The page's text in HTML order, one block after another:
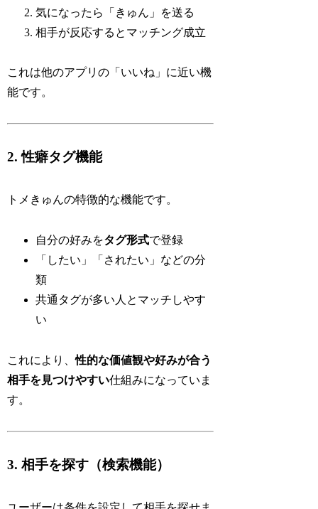
気になったら「きゅん」を送る
相手が反応するとマッチング成立
これは他のアプリの「いいね」に近い機
能です。
2. 性癖タグ機能
トメきゅんの特徴的な機能です。
自分の好みをタグ形式で登録
「したい」「されたい」などの分
類
共通タグが多い人とマッチしやす
い
これにより、性的な価値観や好みが合う
相手を見つけやすい仕組みになっていま
す。
3. 相手を探す（検索機能）